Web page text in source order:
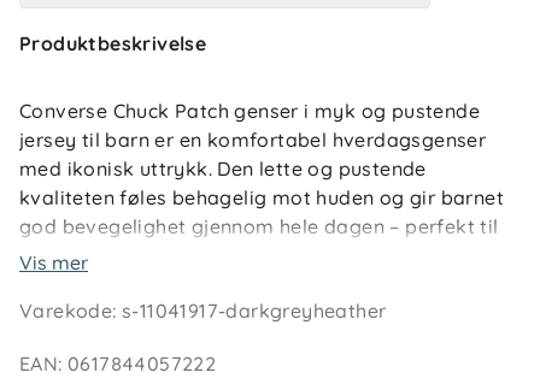
Produktbeskrivelse
Converse Chuck Patch genser i myk og pustende
jersey til barn er en komfortabel hverdagsgenser
med ikonisk uttrykk. Den lette og pustende
kvaliteten føles behagelig mot huden og gir barnet
god bevegelighet gjennom hele dagen – perfekt til
skole, barnehage og fritid.
Den klassiske Chuck Patch-grafikken gir genseren et
jeans, joggebukse eller shorts. En allsidig genser
Vis mer
Varekode:s-11041917-darkgreyheather
EAN:0617844057222